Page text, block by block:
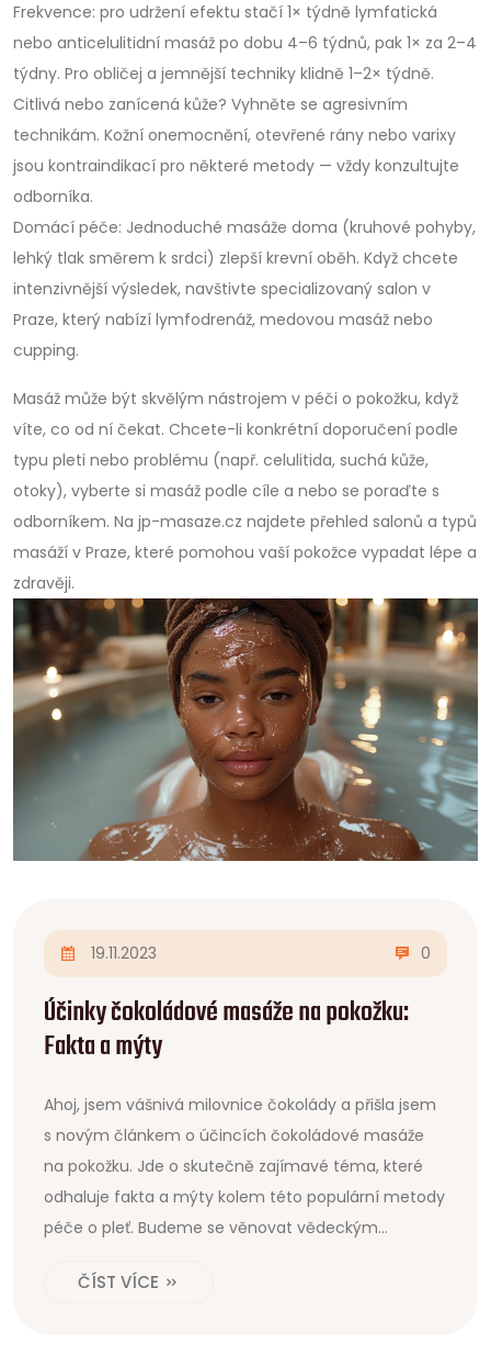
Frekvence: pro udržení efektu stačí 1× týdně lymfatická
nebo anticelulitidní masáž po dobu 4–6 týdnů, pak 1× za 2–4
týdny. Pro obličej a jemnější techniky klidně 1–2× týdně.
Citlivá nebo zanícená kůže? Vyhněte se agresivním
technikám. Kožní onemocnění, otevřené rány nebo varixy
jsou kontraindikací pro některé metody — vždy konzultujte
odborníka.
Domácí péče: Jednoduché masáže doma (kruhové pohyby,
lehký tlak směrem k srdci) zlepší krevní oběh. Když chcete
intenzivnější výsledek, navštivte specializovaný salon v
Praze, který nabízí lymfodrenáž, medovou masáž nebo
cupping.
Masáž může být skvělým nástrojem v péči o pokožku, když
víte, co od ní čekat. Chcete-li konkrétní doporučení podle
typu pleti nebo problému (např. celulitida, suchá kůže,
otoky), vyberte si masáž podle cíle a nebo se poraďte s
odborníkem. Na jp-masaze.cz najdete přehled salonů a typů
masáží v Praze, které pomohou vaší pokožce vypadat lépe a
zdravěji.
19.11.2023 0
Účinky čokoládové masáže na pokožku:
Fakta a mýty
Ahoj, jsem vášnivá milovnice čokolády a přišla jsem
s novým článkem o účincích čokoládové masáže
na pokožku. Jde o skutečně zajímavé téma, které
odhaluje fakta a mýty kolem této populární metody
péče o pleť. Budeme se věnovat vědeckým
zastaralé představy. Přidejte se ke mě a dozvíte se
ČÍST VÍCE